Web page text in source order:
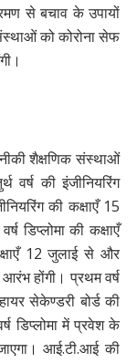
से बचाव के उपायों
को कोरोना सेफ
शैक्षणिक संस्थाओं
वर्ष की इंजीनियरिंग
की कक्षाएँ 15
डिप्लोमा की कक्षाएँ
12 जुलाई से और
होंगी। प्रथम वर्ष
सेकेण्डरी बोर्ड की
डिप्लोमा में प्रवेश के
आई.टी.आई की